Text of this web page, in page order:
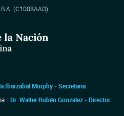
(C1008AAO)
Ibarzabal Murphy - Secretaria
| Dr. Walter Rubén Gonzalez - Director